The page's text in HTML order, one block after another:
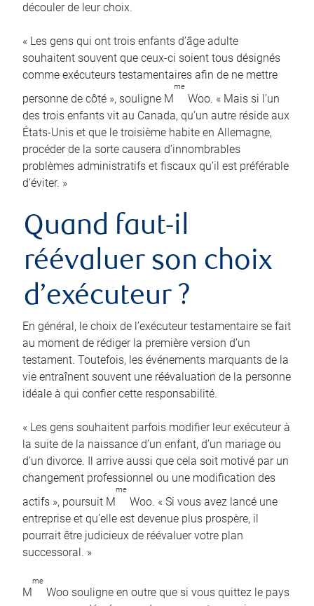
découler de leur choix.
« Les gens qui ont trois enfants d’âge adulte
souhaitent souvent que ceux-ci soient tous désignés
comme exécuteurs testamentaires afin de ne mettre
personne de côté », souligne M
me
Woo. « Mais si l’un
des trois enfants vit au Canada, qu’un autre réside aux
États-Unis et que le troisième habite en Allemagne,
procéder de la sorte causera d’innombrables
problèmes administratifs et fiscaux qu’il est préférable
d’éviter. »
Quand faut-il
réévaluer son choix
d’exécuteur ?
En général, le choix de l’exécuteur testamentaire se fait
au moment de rédiger la première version d’un
testament. Toutefois, les événements marquants de la
vie entraînent souvent une réévaluation de la personne
idéale à qui confier cette responsabilité.
« Les gens souhaitent parfois modifier leur exécuteur à
la suite de la naissance d’un enfant, d’un mariage ou
d’un divorce. Il arrive aussi que cela soit motivé par un
changement professionnel ou une modification des
actifs », poursuit M
me
Woo. « Si vous avez lancé une
entreprise et qu’elle est devenue plus prospère, il
pourrait être judicieux de réévaluer votre plan
successoral. »
M
me
Woo souligne en outre que si vous quittez le pays